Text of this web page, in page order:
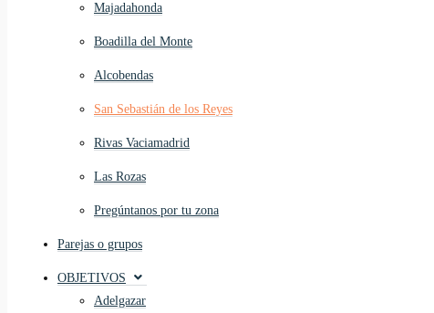
Majadahonda
Boadilla del Monte
Alcobendas
San Sebastián de los Reyes
Rivas Vaciamadrid
Las Rozas
Pregúntanos por tu zona
Parejas o grupos
OBJETIVOS
Adelgazar